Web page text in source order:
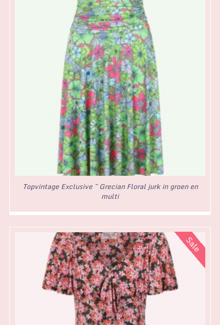
Topvintage Exclusive ~ Grecian Floral jurk in groen en
multi